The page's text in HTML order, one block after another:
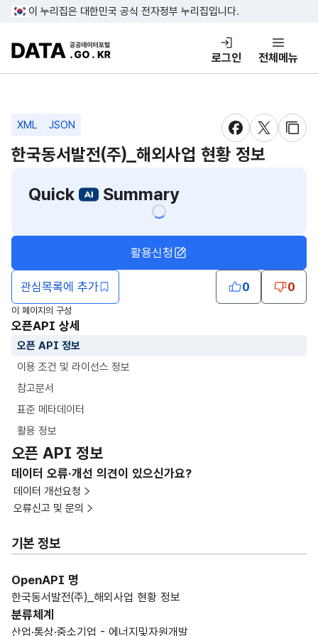
콘텐츠 바로가기
푸터 바로가기
이 누리집은 대한민국 공식 전자정부 누리집입니다.
DATA.GO.KR 공공데이터포털
로그인 전체메뉴
XML JSON
새창 열림새창 열림
새창
한국동서발전(주)_해외사업 현황 정보
Quick
Summary
관심목록에 추가
활용신청
0 0
이 페이지의 구성
오픈API 상세
오픈 API 정보
이용 조건 및 라이선스 정보
참고문서
표준 메타데이터
활용 정보
오픈 API 정보
데이터 오류·개선 의견이 있으신가요?
데이터 개선요청
오류신고 및 문의
기본 정보
OpenAPI 명
한국동서발전(주)_해외사업 현황 정보
분류체계
산업·통상·중소기업 - 에너지및자원개발